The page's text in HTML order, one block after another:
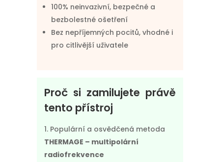
100% neinvazivní, bezpečné a
bezbolestné ošetření
Bez nepříjemných pocitů, vhodné i
pro citlivější uživatele
Proč si zamilujete právě
tento přístroj
Populární a osvědčená metoda
THERMAGE – multipolární
radiofrekvence